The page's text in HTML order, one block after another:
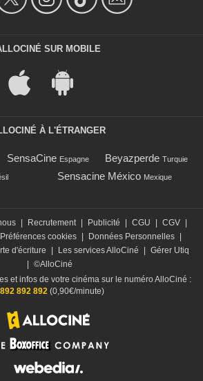
SUR MOBILE
À L'ÉTRANGER
SensaCine Espagne Beyazperde Turquie
Sensacine México Mexique
Recrutement Publicité CGU CGV
Préférences cookies Données Personnelles
d'écriture Les services AlloCiné
Gérer Utiq
©AlloCiné
et infos de votre cinéma sur le numéro AlloCiné :
892 892(0,90€/minute)